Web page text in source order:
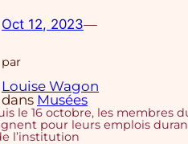
Oct 12, 2023—
par
Louise Wagon
dans Musées
le 16 octobre, les membres
pour leurs emplois
l’institution